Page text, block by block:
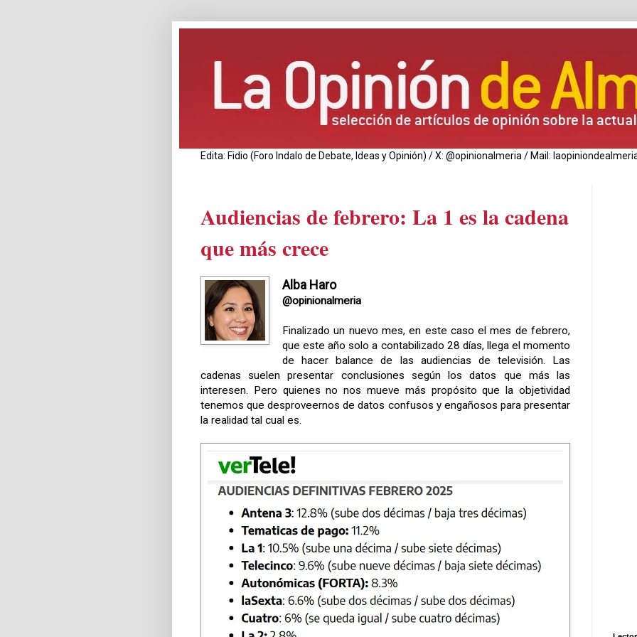
Edita: Fidio (Foro Indalo de Debate, Ideas y Opinión) / X: @opinionalmeria / Mail:
Audiencias de febrero: La 1 es la cadena
que más crece
Alba Haro
@opinionalmeria
Finalizado un nuevo mes, en este caso el mes de febrero,
que este año solo a contabilizado 28 días, llega el momento
de hacer balance de las audiencias de televisión. Las
cadenas suelen presentar conclusiones según los datos que más las
interesen. Pero quienes no nos mueve más propósito que la objetividad
tenemos que desproveernos de datos confusos y engañosos para presentar
la realidad tal cual es.